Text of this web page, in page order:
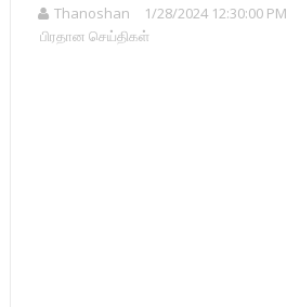
Thanoshan 1/28/2024 12:30:00 PM
பிரதான செய்திகள்